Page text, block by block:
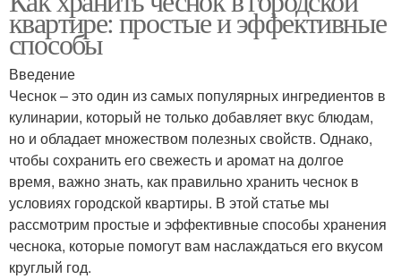
квартире: простые и эффективные
способы
Введение
Чеснок – это один из самых популярных ингредиентов в
кулинарии, который не только добавляет вкус блюдам,
но и обладает множеством полезных свойств. Однако,
чтобы сохранить его свежесть и аромат на долгое
время, важно знать, как правильно хранить чеснок в
условиях городской квартиры. В этой статье мы
рассмотрим простые и эффективные способы хранения
чеснока, которые помогут вам наслаждаться его вкусом
круглый год.